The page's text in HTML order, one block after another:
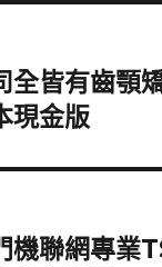
全皆有齒顎
現金版
機聯網專業